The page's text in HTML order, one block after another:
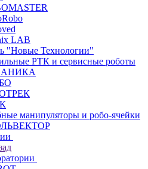
LAB
"Новые Технологии"
РТК и сервисные роботы
манипуляторы и робо-ячейки